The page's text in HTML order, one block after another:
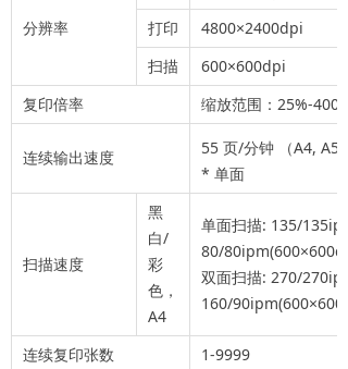
分辨率
打印
4800×2400dpi
扫描
600×600dpi
复印倍率
缩放范围：25%-
连续输出速度 55 页/分钟 （A4, A5
* 单面
扫描速度
黑
白/
彩
色，
A4
单面扫描: 135/
80/
双面扫描: 270/
160/
连续复印张数 1-9999